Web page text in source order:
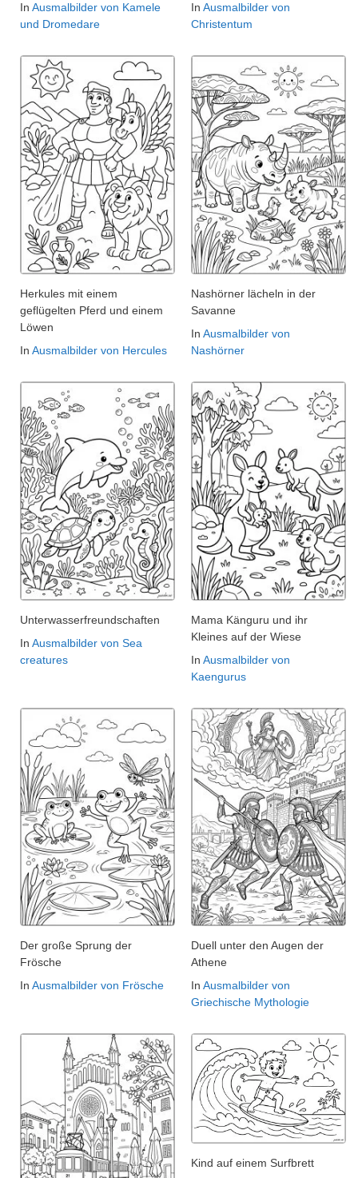
In Ausmalbilder von Kamele
und Dromedare
In Ausmalbilder von
Christentum
Herkules mit einem
geflügelten Pferd und einem
Löwen
In Ausmalbilder von Hercules
Nashörner lächeln in der
Savanne
In Ausmalbilder von
Nashörner
Unterwasserfreundschaften
In Ausmalbilder von Sea
creatures
Mama Känguru und ihr
Kleines auf der Wiese
In Ausmalbilder von
Kaengurus
Der große Sprung der
Frösche
In Ausmalbilder von Frösche
Duell unter den Augen der
Athene
In Ausmalbilder von
Griechische Mythologie
Kind auf einem Surfbrett